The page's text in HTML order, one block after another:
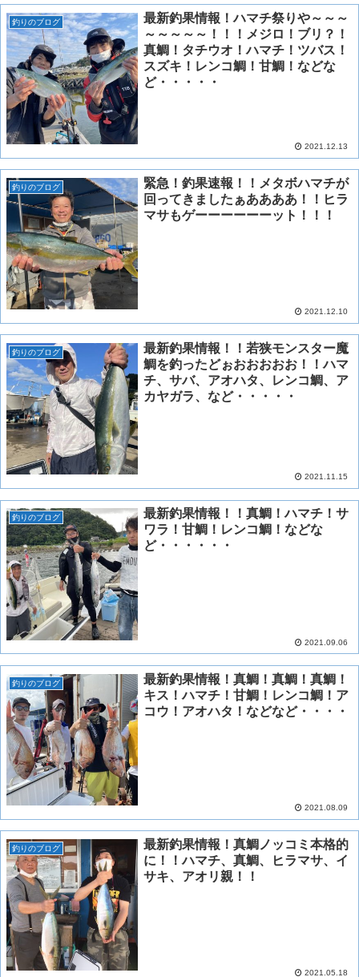
釣りのブログ
最新釣果情報！ハマチ祭りや～～～
～～～～～！！！メジロ！ブリ？！
真鯛！タチウオ！ハマチ！ツバス！
スズキ！レンコ鯛！甘鯛！などな
ど・・・・・
2021.12.13
釣りのブログ
緊急！釣果速報！！メタボハマチが
回ってきましたぁああああ！！ヒラ
マサもゲーーーーーーット！！！
2021.12.10
釣りのブログ
最新釣果情報！！若狭モンスター魔
鯛を釣ったどぉおおおおお！！ハマ
チ、サバ、アオハタ、レンコ鯛、ア
カヤガラ、など・・・・・
2021.11.15
釣りのブログ
最新釣果情報！！真鯛！ハマチ！サ
ワラ！甘鯛！レンコ鯛！などな
ど・・・・・・
2021.09.06
釣りのブログ
最新釣果情報！真鯛！真鯛！真鯛！
キス！ハマチ！甘鯛！レンコ鯛！ア
コウ！アオハタ！などなど・・・・
2021.08.09
釣りのブログ
最新釣果情報！真鯛ノッコミ本格的
に！！ハマチ、真鯛、ヒラマサ、イ
サキ、アオリ親！！
2021.05.18